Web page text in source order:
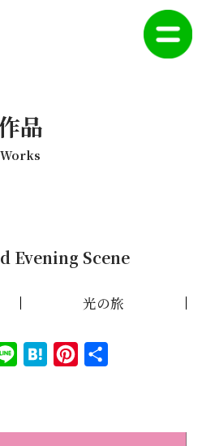
品
Works
Evening Scene
光の旅
Line
Hate
Pinte